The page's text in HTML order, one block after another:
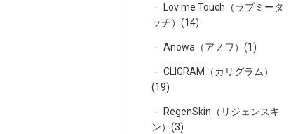
Lov me Touch（ラブミータ
ッチ）(14)
Anowa（アノワ）(1)
CLIGRAM（カリグラム）
(19)
RegenSkin（リジェンスキ
ン）(3)